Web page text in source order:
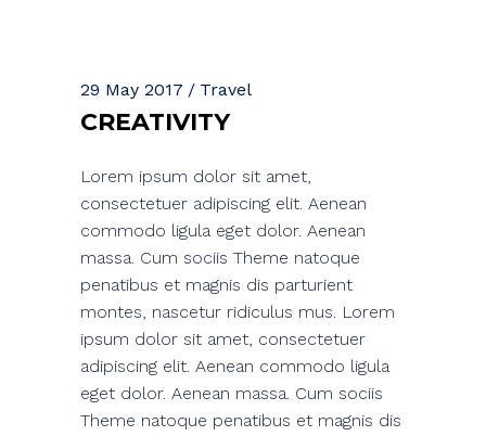
29 May 2017 Travel
CREATIVITY
Lorem ipsum dolor sit amet,
consectetuer adipiscing elit. Aenean
commodo ligula eget dolor. Aenean
massa. Cum sociis Theme natoque
penatibus et magnis dis parturient
montes, nascetur ridiculus mus. Lorem
ipsum dolor sit amet, consectetuer
adipiscing elit. Aenean commodo ligula
eget dolor. Aenean massa. Cum sociis
Theme natoque penatibus et magnis dis